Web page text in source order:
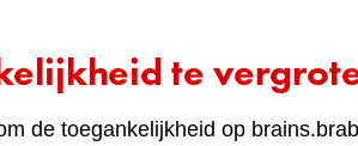
te
de toegankelijkheid op